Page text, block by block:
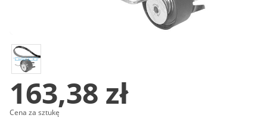
163,38 zł
Cena za sztukę